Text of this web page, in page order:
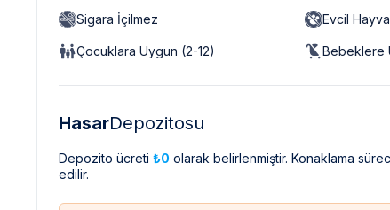
Sigara İçilmez Evcil
Çocuklara Uygun (2-12) Bebeklere
HasarDepozitosu
Depozito ücreti ₺0 olarak belirlenmiştir. Konaklama
edilir.